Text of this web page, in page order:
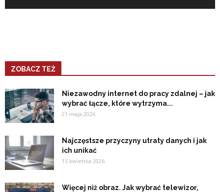
ZOBACZ TEŻ
Niezawodny internet do pracy zdalnej – jak
wybrać łącze, które wytrzyma...
21 maja 2026
Najczęstsze przyczyny utraty danych i jak
ich unikać
13 kwietnia 2026
Więcej niż obraz. Jak wybrać telewizor,